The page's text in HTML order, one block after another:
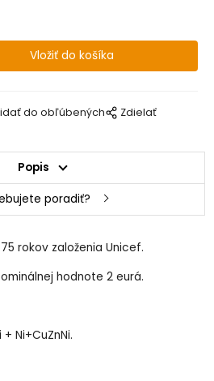
do obľúbených Zdielať
Popis
poradiť?
rokov založenia Unicef.
hodnote 2 eurá.
Ni+CuZnNi.